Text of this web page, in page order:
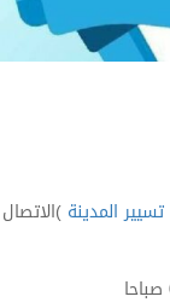
تسيير المدينة )الاتصال